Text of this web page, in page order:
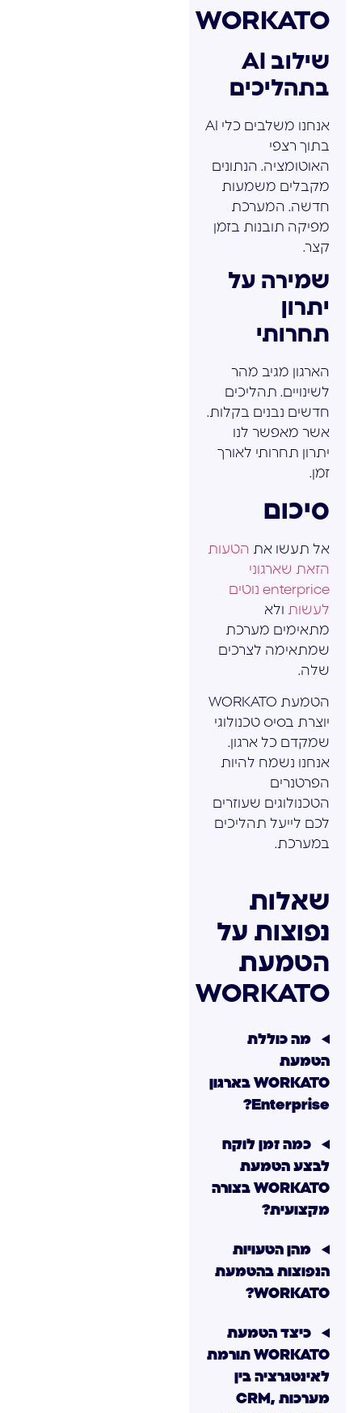
WORKATO
שילוב AI
בתהליכים
אנחנו משלבים כלי AI
בתוך רצפי
האוטומציה. הנתונים
מקבלים משמעות
חדשה. המערכת
מפיקה תובנות בזמן
קצר.
שמירה על
יתרון
תחרותי
הארגון מגיב מהר
לשינויים. תהליכים
חדשים נבנים בקלות.
אשר מאפשר לנו
יתרון תחרותי לאורך
זמן.
סיכום
אל תעשו את הטעות
הזאת שארגוני
enterprice נוטים
לעשות ולא
מתאימים מערכת
שמתאימה לצרכים
שלה.
הטמעת WORKATO
יוצרת בסיס טכנולוגי
שמקדם כל ארגון.
אנחנו נשמח להיות
הפרטנרים
הטכנולוגים שעוזרים
לכם לייעל תהליכים
במערכת.
שאלות
נפוצות על
הטמעת
WORKATO
מה כוללת
הטמעת
WORKATO בארגון
Enterprise?
כמה זמן לוקח
לבצע הטמעת
WORKATO בצורה
מקצועית?
מהן הטעויות
הנפוצות בהטמעת
WORKATO?
כיצד הטמעת
WORKATO תורמת
לאינטגרציה בין
מערכות CRM,